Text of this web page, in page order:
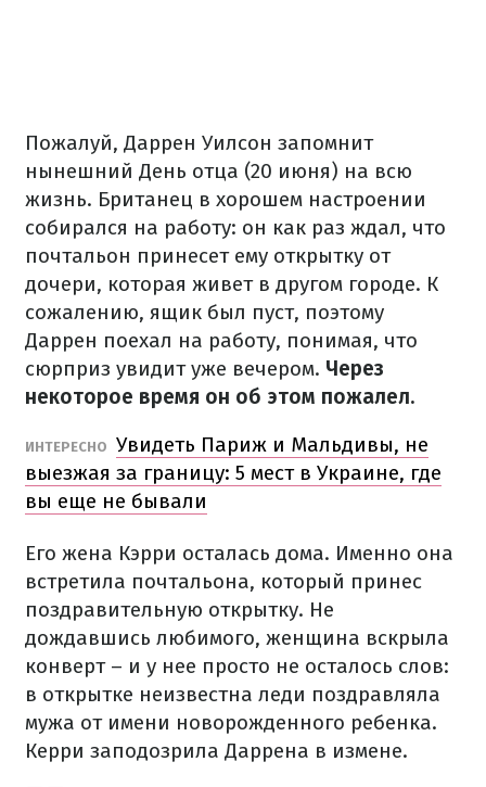
Пожалуй, Даррен Уилсон запомнит
нынешний День отца (20 июня) на всю
жизнь. Британец в хорошем настроении
собирался на работу: он как раз ждал, что
почтальон принесет ему открытку от
дочери, которая живет в другом городе. К
сожалению, ящик был пуст, поэтому
Даррен поехал на работу, понимая, что
сюрприз увидит уже вечером. Через
некоторое время он об этом пожалел.
ИНТЕРЕСНО Увидеть Париж и Мальдивы, не
выезжая за границу: 5 мест в Украине, где
вы еще не бывали
Его жена Кэрри осталась дома. Именно она
встретила почтальона, который принес
поздравительную открытку. Не
дождавшись любимого, женщина вскрыла
конверт – и у нее просто не осталось слов:
в открытке неизвестна леди поздравляла
мужа от имени новорожденного ребенка.
Керри заподозрила Даррена в измене.